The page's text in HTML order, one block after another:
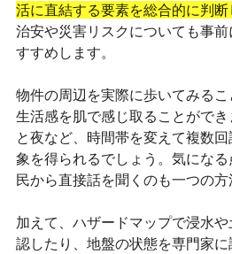
活に直結する要素を総合的に判断
治安や災害リスクについても事
すすめします。
物件の周辺を実際に歩いてみる
生活感を肌で感じ取ることがで
と夜など、時間帯を変えて複数
象を得られるでしょう。気にな
民から直接話を聞くのも一つの方
加えて、ハザードマップで浸水
認したり、地盤の状態を専門家